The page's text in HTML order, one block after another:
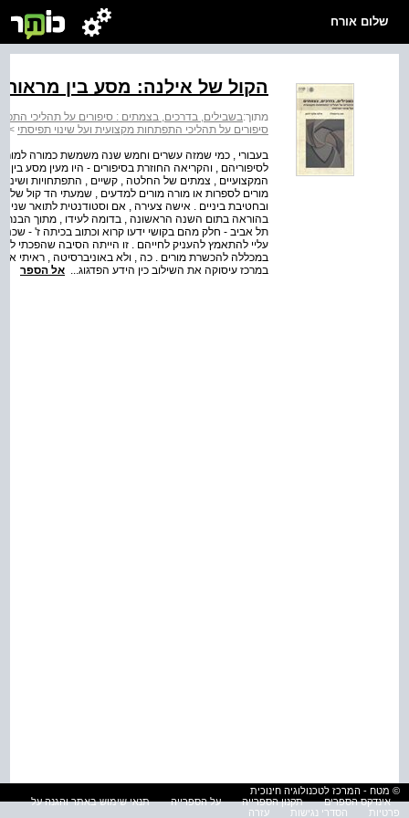
שלום אורח
הקול של אילנה: מסע בין מראות
מתוך:בשבילים, בדרכים, בצמתים : סיפורים על תהליכי
סיפורים על תהליכי התפתחות מקצועית ועל שינוי תפיסתי >
בעבורי , כמי שמזה עשרים וחמש שנה משמשת כמורה
לסיפוריהם , והקריאה החוזרת בסיפורים - היו מעין מסע בין
המקצועיים , צמתים של החלטה , קשיים , התפתחויות
מורים לספרות או מורה מורים למדעים , שמעתי הד קול של
ובחטיבת ביניים . אישה צעירה , אם וסטודנטית לתואר
בהוראה בתום השנה הראשונה , בדומה לעידו , מתוך
תל אביב - חלק מהם בקושי ידעו קרוא וכתוב בכיתה ז' -
עליי להתאמץ להעניק לחייהם . זו הייתה הסיבה שהפכתי
במכללה להכשרת מורים . כה , ולא באוניברסיטה , ראיתי
במרכז עיסוקה את השילוב כין הידע הפדגוג... אל הספר
© מטח - המרכז לטכנולוגיה חינוכית
אינדקס הספרים
תקנון הספרייה על הספרייה
תנאי שימוש באתר והגנה על
פרטיות
הסדרי נגישות עזרה